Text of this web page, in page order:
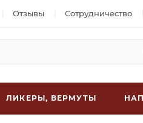
Отзывы Сотрудничество
ЛИКЕРЫ, ВЕРМУТЫ